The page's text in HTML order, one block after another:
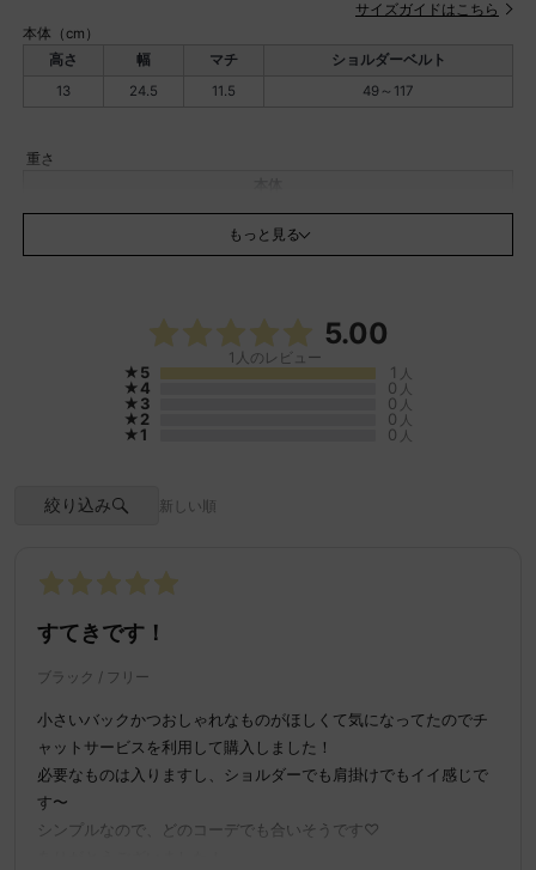
ADD CULUMNは「列を追加する」という意味。アニマルフリー、ファーフ
リーの素材を使用したバッグを中心としたファッション小物ブランド。私た
ちの提供するエコ、ハイクオリティー、ベーシックをあなたのライフスタイ
ルに。
本体：合成皮革
中敷き
なし
サイズガイドはこちら
本体（cm）
高さ
幅 マチ
ショルダーベルト
13
24.5 11.5 49～117
重さ
約432g
約3L
もっと見る
This size fits iPhone 15 Pro MAX
5.00
1 人のレビュー
★5 1 人
★4 0 人
★3 0 人
★2 0 人
★1 0 人
絞り込み 新しい順
すてきです！
ブラック / フリー
小さいバックかつおしゃれなものがほしくて気になってたのでチ
ャットサービスを利用して購入しました！
必要なものは入りますし、ショルダーでも肩掛けでもイイ感じで
す〜
シンプルなので、どのコーデでも合いそうです♡